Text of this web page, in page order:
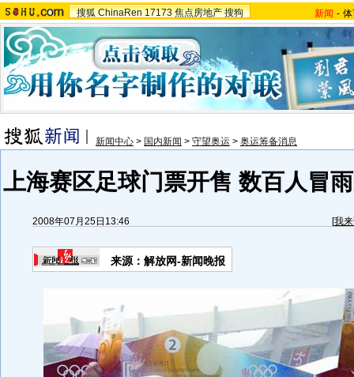
搜狐 ChinaRen 17173 焦点房地产 搜狗 新闻 -
新闻中心 > 国内新闻 > 守望奥运 > 奥运筹备消息
上海赛区足球门票开售 数百人冒
2008年07月25日13:46 [我
来源：解放网-新闻晚报